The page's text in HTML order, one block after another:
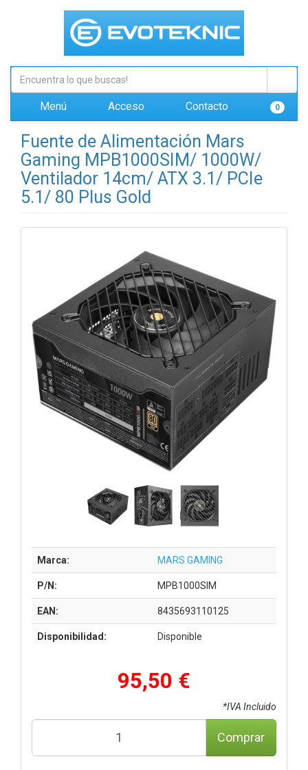
Menú Acceso Contacto 0
Fuente de Alimentación Mars
Gaming MPB1000SIM/ 1000W/
Ventilador 14cm/ ATX 3.1/ PCIe
5.1/ 80 Plus Gold
Marca: MARS GAMING
P/N: MPB1000SIM
EAN: 8435693110125
Disponibilidad: Disponible
95,50 €
*IVA Incluido
Comprar